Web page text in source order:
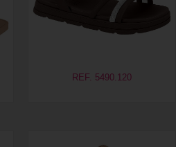
REF. 5490.120